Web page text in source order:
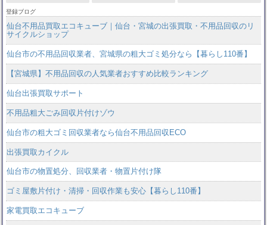
登録ブログ
仙台不用品買取エコキューブ｜仙台・宮城の出張買取・不用品回収のリ
サイクルショップ
仙台市の不用品回収業者、宮城県の粗大ゴミ処分なら【暮らし110番】
【宮城県】不用品回収の人気業者おすすめ比較ランキング
仙台出張買取サポート
不用品粗大ごみ回収片付けゾウ
仙台市の粗大ゴミ回収業者なら仙台不用品回収ECO
出張買取カイクル
仙台市の物置処分、回収業者・物置片付け隊
ゴミ屋敷片付け・清掃・回収作業も安心【暮らし110番】
家電買取エコキューブ